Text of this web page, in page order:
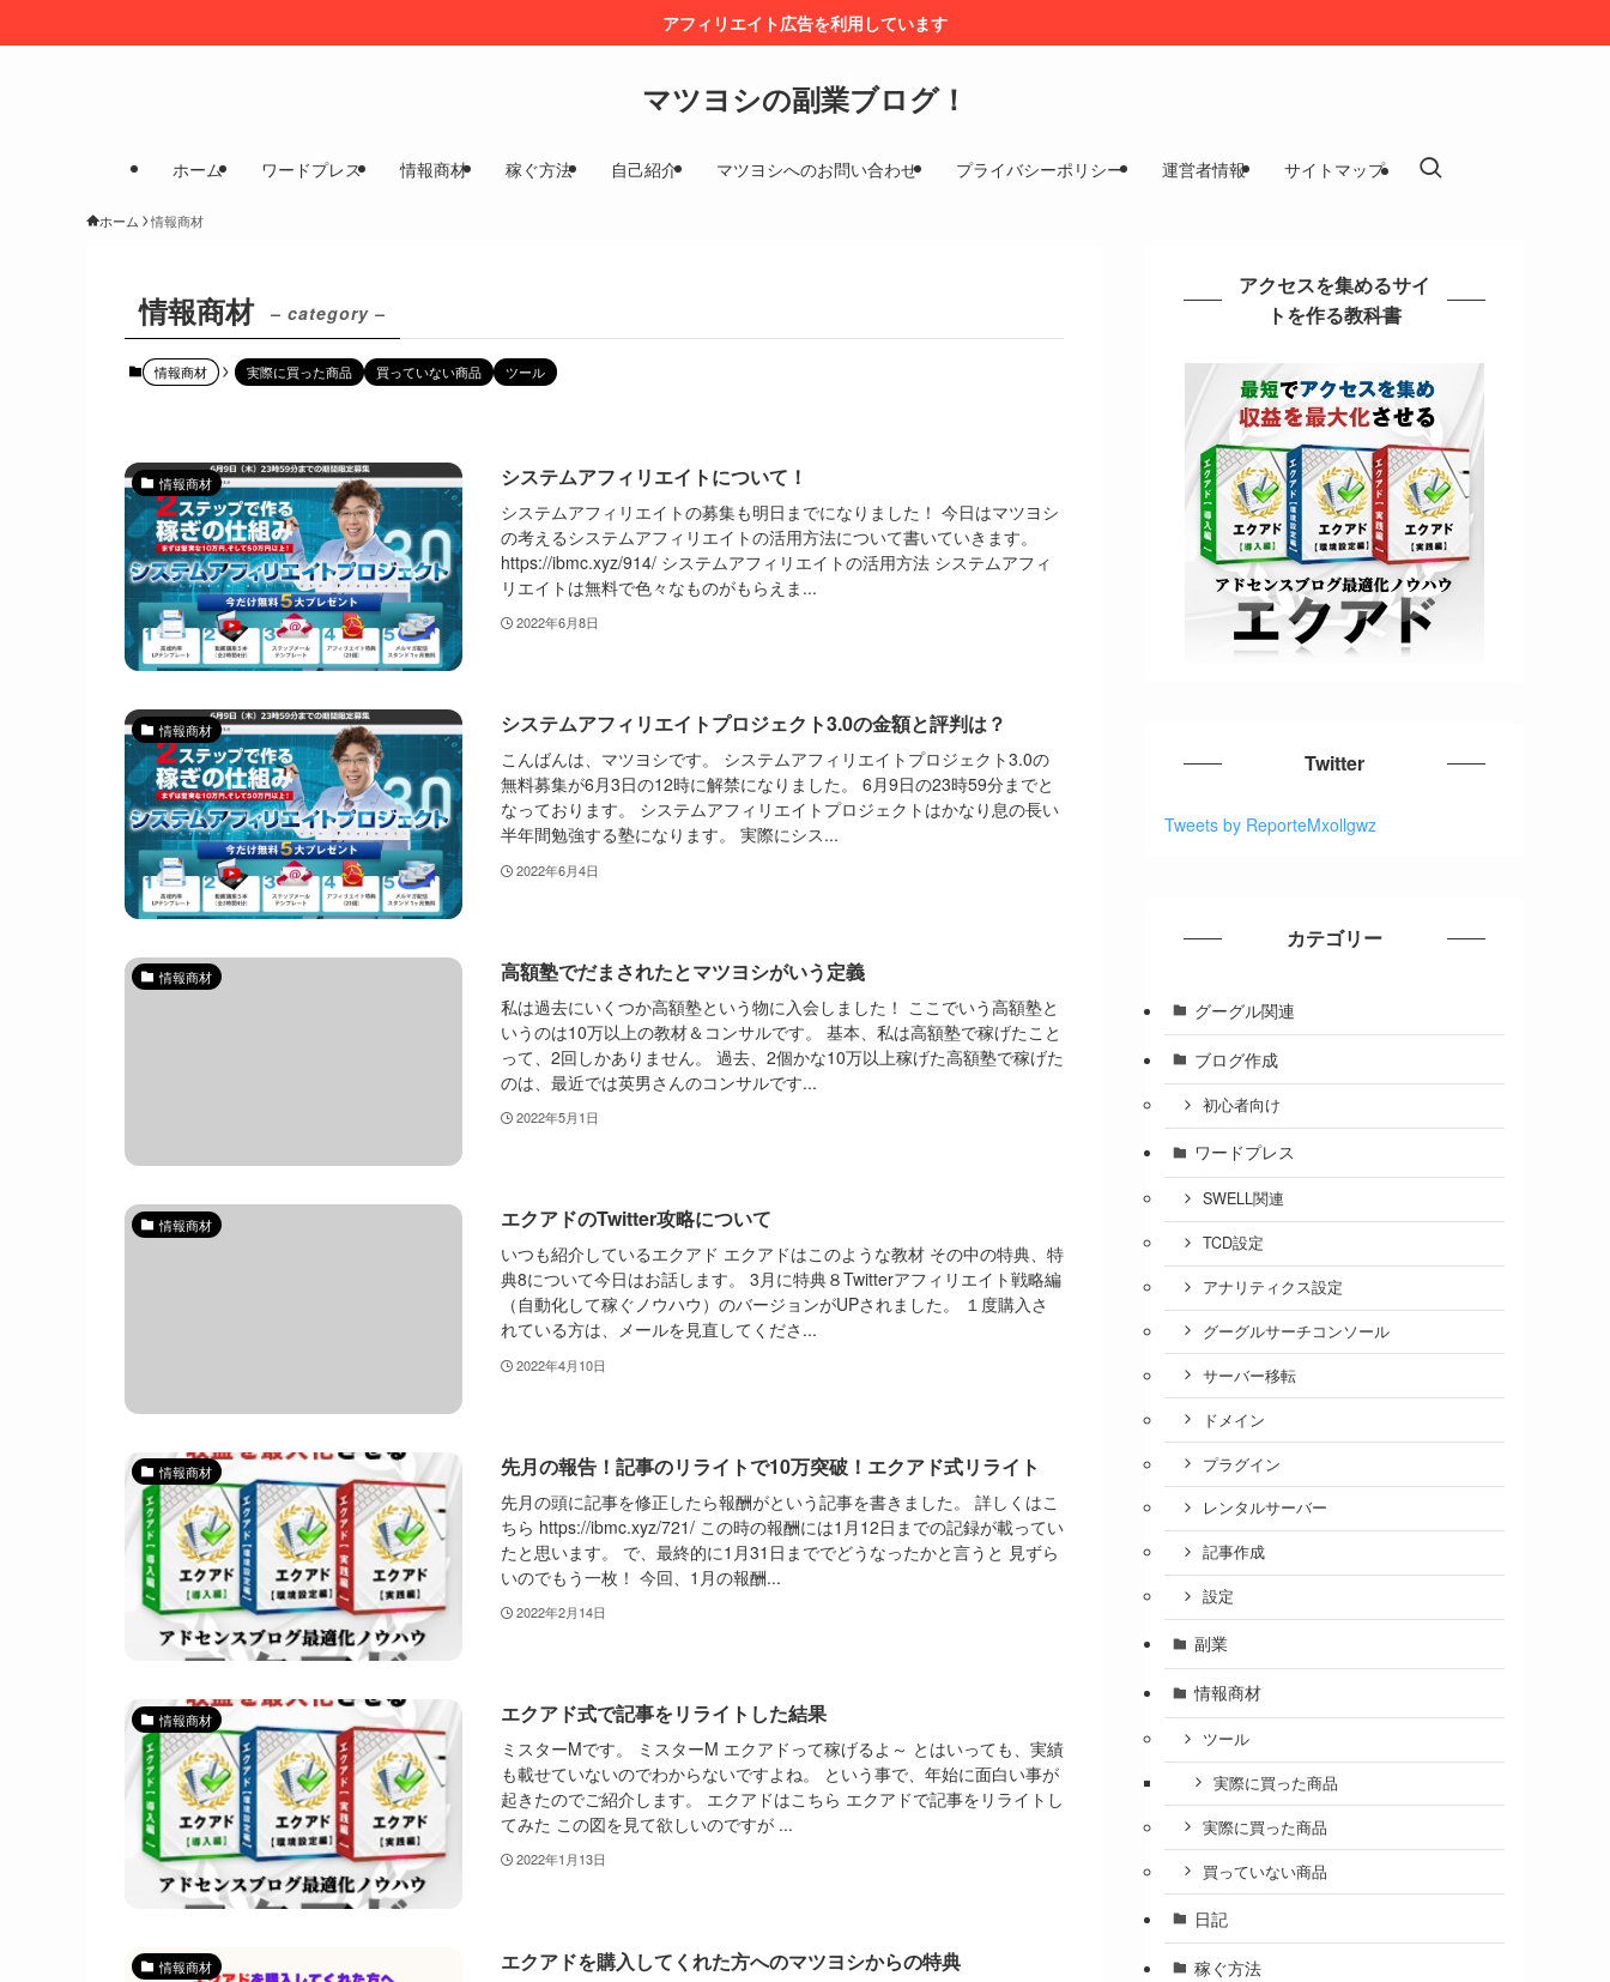
アフィリエイト広告を利用しています
マツヨシの副業ブログ！
ホーム ワードプレス 情報商材 稼ぐ方法 自己紹介 マツヨシへのお問い合わせ プライバシーポリシー 運営者情報 サイトマップ
ホーム 情報商材
情報商材 – category –
情報商材 実際に買った商品 買っていない商品 ツール
情報商材 システムアフィリエイトについて！
システムアフィリエイトの募集も明日までになりました！ 今日はマツヨシ
の考えるシステムアフィリエイトの活用方法について書いていきます。
https://ibmc.xyz/914/ システムアフィリエイトの活用方法 システムアフィ
リエイトは無料で色々なものがもらえま...
2022年6月8日
情報商材 システムアフィリエイトプロジェクト3.0の金額と評判は？
こんばんは、マツヨシです。 システムアフィリエイトプロジェクト3.0の
無料募集が6月3日の12時に解禁になりました。 6月9日の23時59分までと
なっております。 システムアフィリエイトプロジェクトはかなり息の長い
半年間勉強する塾になります。 実際にシス...
2022年6月4日
情報商材 高額塾でだまされたとマツヨシがいう定義
私は過去にいくつか高額塾という物に入会しました！ ここでいう高額塾と
いうのは10万以上の教材＆コンサルです。 基本、私は高額塾で稼げたこと
って、2回しかありません。 過去、2個かな10万以上稼げた高額塾で稼げた
のは、最近では英男さんのコンサルです...
2022年5月1日
情報商材 エクアドのTwitter攻略について
いつも紹介しているエクアド エクアドはこのような教材 その中の特典、特
典8について今日はお話します。 3月に特典８Twitterアフィリエイト戦略編
（自動化して稼ぐノウハウ）のバージョンがUPされました。 １度購入さ
れている方は、メールを見直してくださ...
2022年4月10日
情報商材 先月の報告！記事のリライトで10万突破！エクアド式リライト
先月の頭に記事を修正したら報酬がという記事を書きました。 詳しくはこ
ちら https://ibmc.xyz/721/ この時の報酬には1月12日までの記録が載ってい
たと思います。 で、最終的に1月31日まででどうなったかと言うと 見ずら
いのでもう一枚！ 今回、1月の報酬...
2022年2月14日
情報商材 エクアド式で記事をリライトした結果
ミスターMです。 ミスターM エクアドって稼げるよ～ とはいっても、実績
も載せていないのでわからないですよね。 という事で、年始に面白い事が
起きたのでご紹介します。 エクアドはこちら エクアドで記事をリライトし
てみた この図を見て欲しいのですが ...
2022年1月13日
情報商材 エクアドを購入してくれた方へのマツヨシからの特典
アクセスを集めるサイ
トを作る教科書
Twitter
Tweets by ReporteMxollgwz
カテゴリー
グーグル関連
ブログ作成
初心者向け
ワードプレス
SWELL関連
TCD設定
アナリティクス設定
グーグルサーチコンソール
サーバー移転
ドメイン
プラグイン
レンタルサーバー
記事作成
設定
副業
情報商材
ツール
実際に買った商品
実際に買った商品
買っていない商品
日記
稼ぐ方法